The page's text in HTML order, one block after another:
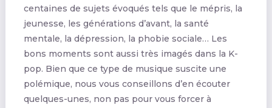
centaines de sujets évoqués tels que le mépris, la
jeunesse, les générations d’avant, la santé
mentale, la dépression, la phobie sociale… Les
bons moments sont aussi très imagés dans la K-
pop. Bien que ce type de musique suscite une
polémique, nous vous conseillons d’en écouter
quelques-unes, non pas pour vous forcer à